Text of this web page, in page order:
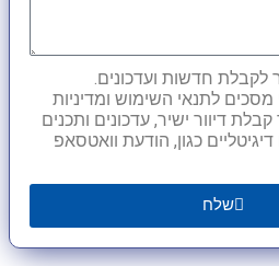
לקבלת חדשות ועדכונים.
לתנאי השימוש ומדיניות
דיוור ישיר, עדכונים ותכנים
כגון, הודעת וואטסאפ
שלח